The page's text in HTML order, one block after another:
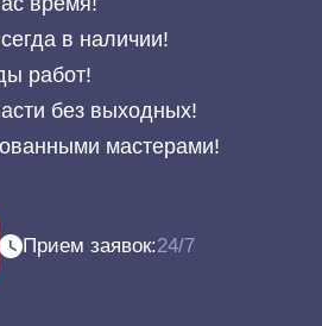
в наличии!
работ!
без выходных!
мастерами!
Прием заявок:24/7